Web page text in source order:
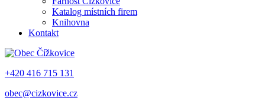
Katalog místních firem
Knihovna
Kontakt
+420 416 715 131
obec@cizkovice.cz